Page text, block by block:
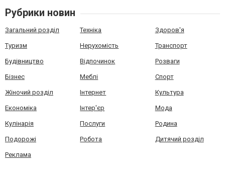
Рубрики новин
Загальний розділ Техніка Здоров'я
Туризм Нерухомість Транспорт
Будівництво Відпочинок Розваги
Бізнес Меблі Спорт
Жіночий розділ Інтернет Культура
Економіка Інтер'єр Мода
Кулінарія Послуги Родина
Подорожі Робота Дитячий розділ
Реклама